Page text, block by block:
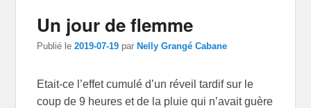
Un jour de flemme
Publié le2019-07-19 parNelly Grangé Cabane
Etait-ce l’effet cumulé d’un réveil tardif sur le
coup de 9 heures et de la pluie qui n’avait guère